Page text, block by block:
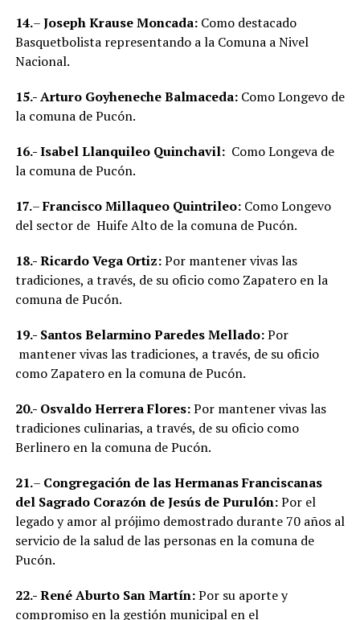
14.–Joseph Krause Moncada:Como destacado
Basquetbolista representando a la Comuna a Nivel
Nacional.
15.-Arturo Goyheneche Balmaceda:Como Longevo de
la comuna de Pucón.
16.-Isabel Llanquileo Quinchavil:Como Longeva de
la comuna de Pucón.
17.–Francisco Millaqueo Quintrileo:Como Longevo
del sector de Huife Alto de la comuna de Pucón.
18.-Ricardo Vega Ortiz:Por mantener vivas las
tradiciones, a través, de su oficio como Zapatero en la
comuna de Pucón.
19.- SantosBelarmino Paredes Mellado:Por
mantener vivas las tradiciones, a través, de su oficio
como Zapatero en la comuna de Pucón.
20.- Osvaldo Herrera Flores:Por mantener vivas las
tradiciones culinarias, a través, de su oficio como
Berlinero en la comuna de Pucón.
21.– Congregación de las Hermanas Franciscanas
del Sagrado Corazón de Jesús de Purulón:Por el
legado y amor al prójimo demostrado durante 70 años al
servicio de la salud de las personas en la comuna de
Pucón.
22.-René Aburto San Martín:Por su aporte y
compromiso en la gestión municipal en el